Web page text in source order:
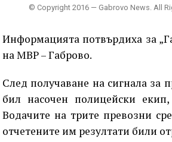
© Copyright 2016 — Gabrovo News. All
Информацията потвърдиха за
на МВР – Габрово.
След получаване на сигнала за
бил насочен полицейски
Водачите на трите превозни
отчетените им резултати били